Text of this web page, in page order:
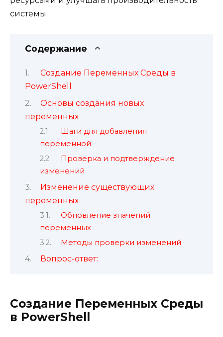
системы.
Содержание
Создание Переменных Среды в
PowerShell
Основы создания новых
переменных
Шаги для добавления
переменной
Проверка и подтверждение
изменений
Изменение существующих
переменных
Обновление значений
переменных
Методы проверки изменений
Вопрос-ответ:
Создание Переменных Среды
в PowerShell